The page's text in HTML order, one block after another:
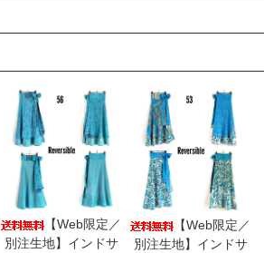
【Web限定／
別注生地】インドサ
【Web限定／
別注生地】インドサ